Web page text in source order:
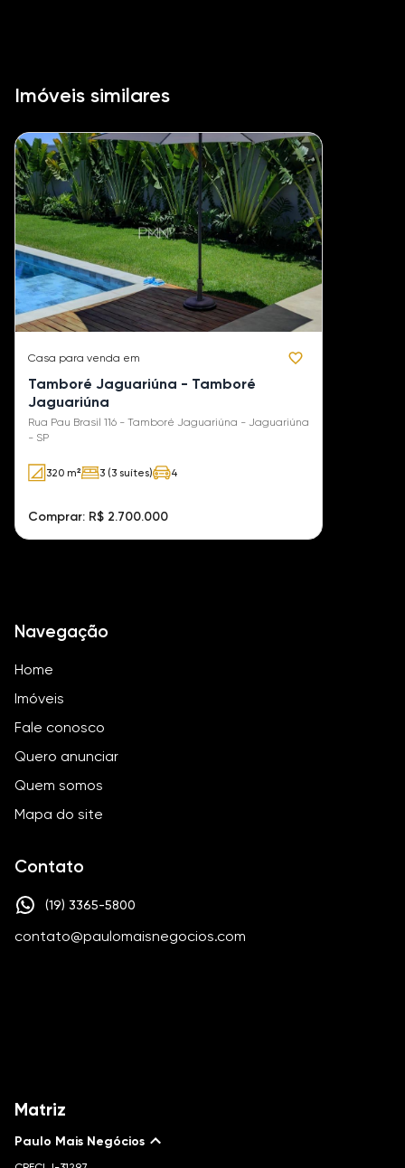
Imóveis similares
Casa para venda em
Tamboré Jaguariúna - Tamboré
Jaguariúna
Rua Pau Brasil 116 - Tamboré Jaguariúna - Jaguariúna
- SP
320 m² 3 (3 suítes) 4
Comprar: R$ 2.700.000
Navegação
Home
Imóveis
Fale conosco
Quero anunciar
Quem somos
Mapa do site
Contato
(19) 3365-5800
contato@paulomaisnegocios.com
Matriz
Paulo Mais Negócios